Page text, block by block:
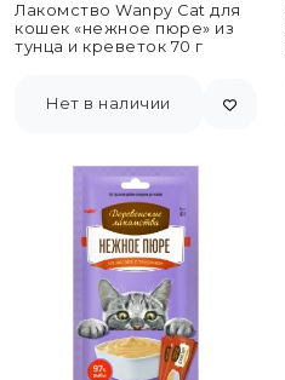
Лакомство Wanpy Cat для
кошек «нежное пюре» из
тунца и креветок 70 г
Нет в наличии